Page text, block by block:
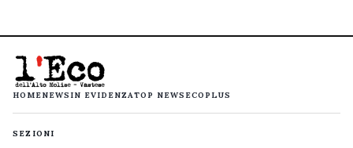
HOMENEWS IN EVIDENZATOP NEWS ECOPLUS
SEZIONI